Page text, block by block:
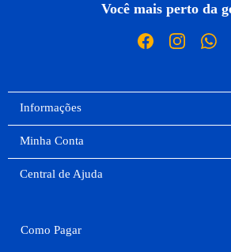
Você mais perto da
Informações
Minha Conta
Central de Ajuda
Como Pagar